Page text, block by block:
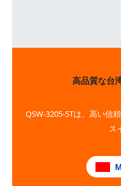
高品質な台
QSW-3205-5Tは、高い信
ス